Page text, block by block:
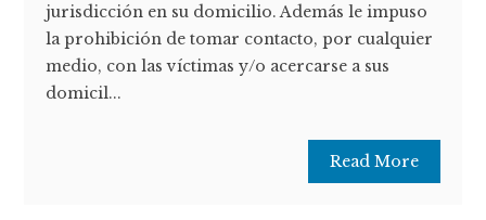
jurisdicción en su domicilio. Además le impuso
la prohibición de tomar contacto, por cualquier
medio, con las víctimas y/o acercarse a sus
domicil...
Read More